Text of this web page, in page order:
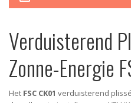
Verduisterend
Zonne-Energie
Het FSC CK01 verduisterend